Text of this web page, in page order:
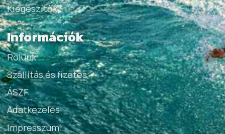
Kiegészítők
Információk
Rólunk
Szállítás és fizetés
ÁSZF
Adatkezelés
Impresszum